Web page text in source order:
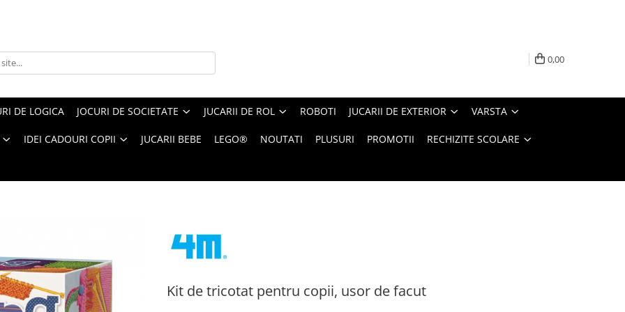
0,00
DE LOGICA JOCURI DE SOCIETATE JUCARII DE ROL ROBOTI JUCARII DE EXTERIOR VARSTA
IDEI CADOURI COPII JUCARII BEBE LEGO® NOUTATI PLUSURI PROMOTII RECHIZITE SCOLARE
Kit de tricotat pentru copii, usor de facut